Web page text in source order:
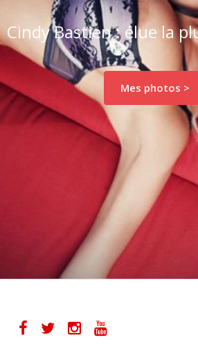
Cindy Bastien : élue la
Mes photos >